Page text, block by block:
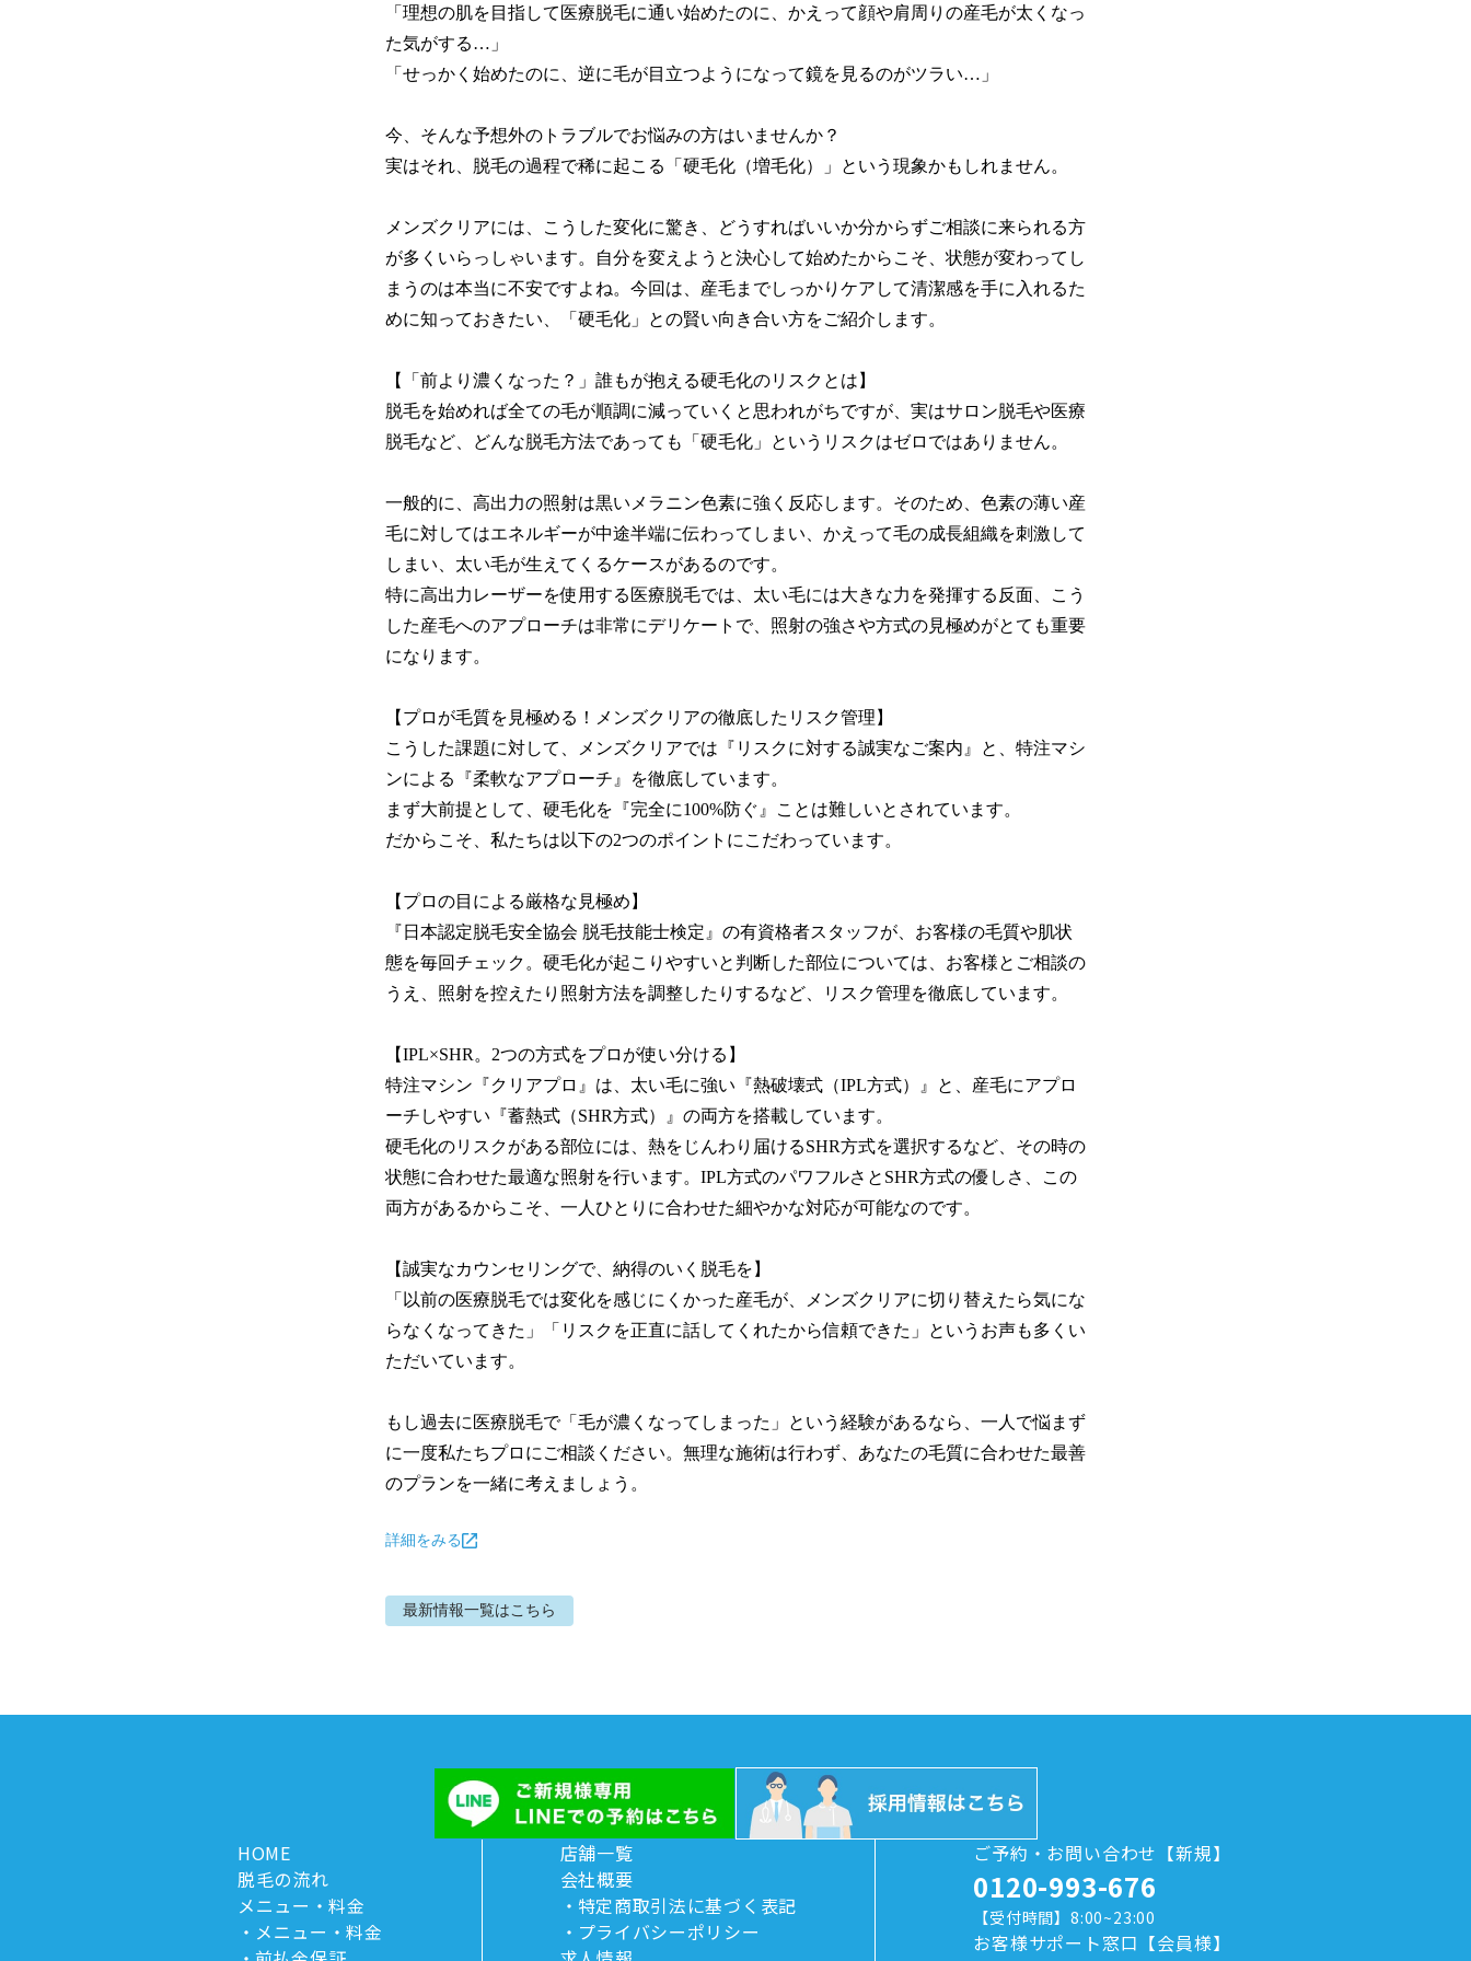
「理想の肌を目指して医療脱毛に通い始めたのに、かえって顔や肩周りの産毛が太くなっ
た気がする…」
「せっかく始めたのに、逆に毛が目立つようになって鏡を見るのがツラい…」
今、そんな予想外のトラブルでお悩みの方はいませんか？
実はそれ、脱毛の過程で稀に起こる「硬毛化（増毛化）」という現象かもしれません。
メンズクリアには、こうした変化に驚き、どうすればいいか分からずご相談に来られる方
が多くいらっしゃいます。自分を変えようと決心して始めたからこそ、状態が変わってし
まうのは本当に不安ですよね。今回は、産毛までしっかりケアして清潔感を手に入れるた
めに知っておきたい、「硬毛化」との賢い向き合い方をご紹介します。
【「前より濃くなった？」誰もが抱える硬毛化のリスクとは】
脱毛を始めれば全ての毛が順調に減っていくと思われがちですが、実はサロン脱毛や医療
脱毛など、どんな脱毛方法であっても「硬毛化」というリスクはゼロではありません。
一般的に、高出力の照射は黒いメラニン色素に強く反応します。そのため、色素の薄い産
毛に対してはエネルギーが中途半端に伝わってしまい、かえって毛の成長組織を刺激して
しまい、太い毛が生えてくるケースがあるのです。
特に高出力レーザーを使用する医療脱毛では、太い毛には大きな力を発揮する反面、こう
した産毛へのアプローチは非常にデリケートで、照射の強さや方式の見極めがとても重要
になります。
【プロが毛質を見極める！メンズクリアの徹底したリスク管理】
こうした課題に対して、メンズクリアでは『リスクに対する誠実なご案内』と、特注マシ
ンによる『柔軟なアプローチ』を徹底しています。
まず大前提として、硬毛化を『完全に100%防ぐ』ことは難しいとされています。
だからこそ、私たちは以下の2つのポイントにこだわっています。
【プロの目による厳格な見極め】
『日本認定脱毛安全協会 脱毛技能士検定』の有資格者スタッフが、お客様の毛質や肌状
態を毎回チェック。硬毛化が起こりやすいと判断した部位については、お客様とご相談の
うえ、照射を控えたり照射方法を調整したりするなど、リスク管理を徹底しています。
【IPL×SHR。2つの方式をプロが使い分ける】
特注マシン『クリアプロ』は、太い毛に強い『熱破壊式（IPL方式）』と、産毛にアプロ
ーチしやすい『蓄熱式（SHR方式）』の両方を搭載しています。
硬毛化のリスクがある部位には、熱をじんわり届けるSHR方式を選択するなど、その時の
状態に合わせた最適な照射を行います。IPL方式のパワフルさとSHR方式の優しさ、この
両方があるからこそ、一人ひとりに合わせた細やかな対応が可能なのです。
【誠実なカウンセリングで、納得のいく脱毛を】
「以前の医療脱毛では変化を感じにくかった産毛が、メンズクリアに切り替えたら気にな
らなくなってきた」「リスクを正直に話してくれたから信頼できた」というお声も多くい
ただいています。
もし過去に医療脱毛で「毛が濃くなってしまった」という経験があるなら、一人で悩まず
に一度私たちプロにご相談ください。無理な施術は行わず、あなたの毛質に合わせた最善
のプランを一緒に考えましょう。
詳細をみる
最新情報一覧はこちら
HOME
脱毛の流れ
メニュー・料金
メニュー・料金
店舗一覧
会社概要
特定商取引法に基づく表記
プライバシーポリシー
ご予約・お問い合わせ【新規】
0120-993-676
【受付時間】8:00~23:00
お客様サポート窓口【会員様】